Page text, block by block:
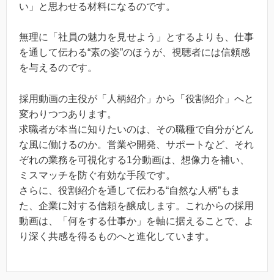
い」と思わせる材料になるのです。
無理に「社員の魅力を見せよう」とするよりも、仕事
を通して伝わる“素の姿”のほうが、視聴者には信頼感
を与えるのです。
採用動画の主役が「人柄紹介」から「役割紹介」へと
変わりつつあります。
求職者が本当に知りたいのは、その職種で自分がどん
な風に働けるのか。営業や開発、サポートなど、それ
ぞれの業務を可視化する1分動画は、想像力を補い、
ミスマッチを防ぐ有効な手段です。
さらに、役割紹介を通して伝わる“自然な人柄”もま
た、企業に対する信頼を醸成します。これからの採用
動画は、「何をする仕事か」を軸に据えることで、よ
り深く共感を得るものへと進化しています。